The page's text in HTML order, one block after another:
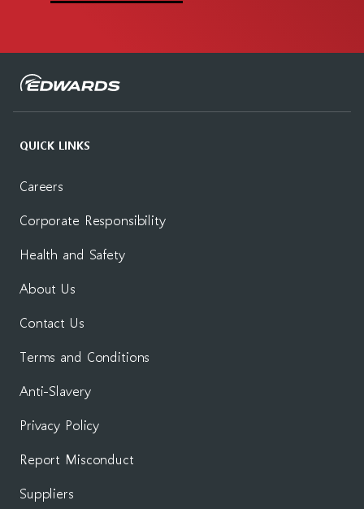
QUICK LINKS
Careers
Corporate Responsibility
Health and Safety
About Us
Contact Us
Terms and Conditions
Anti-Slavery
Privacy Policy
Report Misconduct
Suppliers